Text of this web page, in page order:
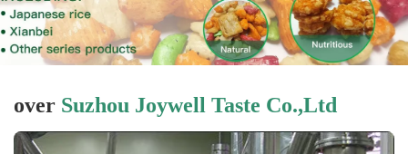
over Suzhou Joywell Taste Co.,Ltd